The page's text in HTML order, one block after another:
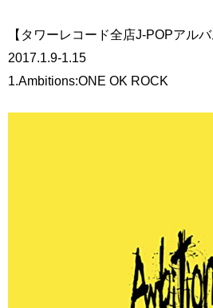
【タワーレコード全店J-POPアルバ
2017.1.9-1.15
1.Ambitions:ONE OK ROCK